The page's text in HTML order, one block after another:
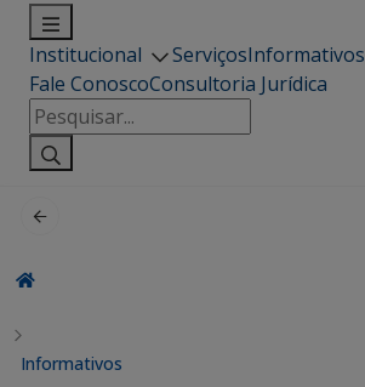
Institucional ServiçosInformativos
Fale ConoscoConsultoria Jurídica
Pesquisar
por:
Informativos